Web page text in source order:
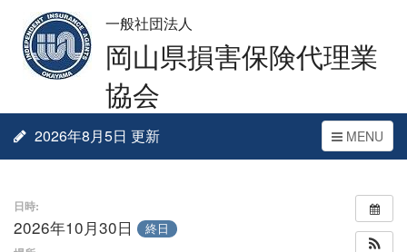
一般社団法人
岡山県損害保険代理業
協会
Toggle
navigation
MENU
2026年8月5日 更新
日時:
2026年10月30日 終日